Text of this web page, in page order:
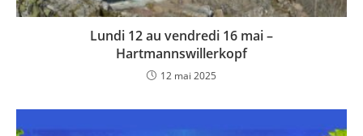
Lundi 12 au vendredi 16 mai –
Hartmannswillerkopf
12 mai 2025